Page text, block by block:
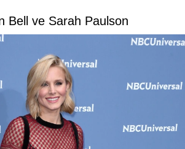
Bell ve Sarah Paulson